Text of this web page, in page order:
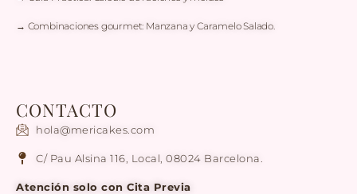
→ Combinaciones gourmet: Manzana y Caramelo Salado.
CONTACTO
hola@mericakes.com
C/ Pau Alsina 116, Local, 08024 Barcelona.
Atención solo con Cita Previa